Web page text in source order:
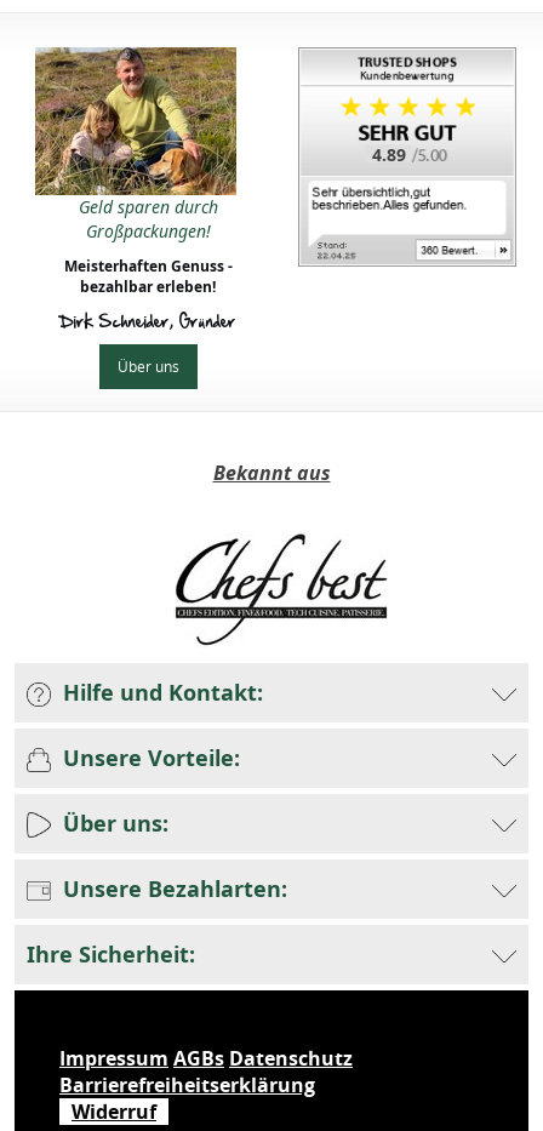
Geld sparen durch
Großpackungen!
Meisterhaften Genuss -
bezahlbar erleben!
Dirk Schneider, Gründer
Über uns
4.89
Bekannt aus
Hilfe und Kontakt:
Unsere Vorteile:
Über uns:
Unsere Bezahlarten:
Ihre Sicherheit:
Impressum AGBs Datenschutz
Barrierefreiheitserklärung
Widerruf